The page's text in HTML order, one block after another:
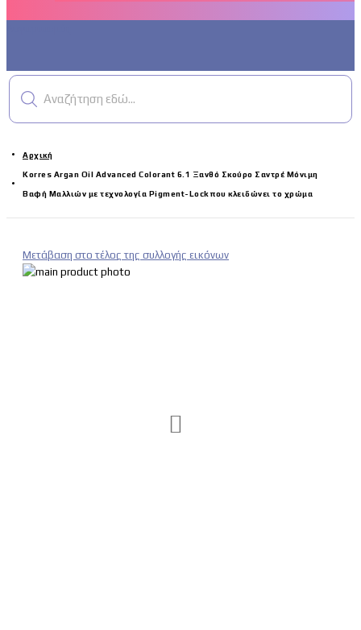
Αναζήτηση εδώ...
Αρχική
Korres Argan Oil Advanced Colorant 6.1 Ξανθό Σκούρο Σαντρέ Μόνιμη
Βαφή Μαλλιών με τεχνολογία Pigment-Lock που κλειδώνει το χρώμα
Μετάβαση στο τέλος της συλλογής εικόνων